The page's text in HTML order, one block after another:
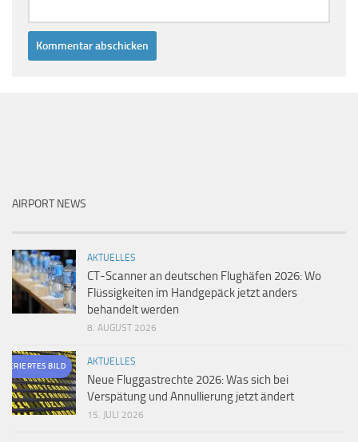
AIRPORT NEWS
AKTUELLES
CT-Scanner an deutschen Flughäfen 2026: Wo
Flüssigkeiten im Handgepäck jetzt anders
behandelt werden
8. AUGUST 2026
BILD AKTUELLES
Neue Fluggastrechte 2026: Was sich bei
Verspätung und Annullierung jetzt ändert
15. JULI 2026